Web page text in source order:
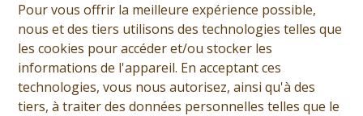
Pour vous offrir la meilleure expérience possible,
nous et des tiers utilisons des technologies telles que
les cookies pour accéder et/ou stocker les
informations de l'appareil. En acceptant ces
technologies, vous nous autorisez, ainsi qu'à des
tiers, à traiter des données personnelles telles que le
Demande d'informations
+32 (0)65 31 96 96